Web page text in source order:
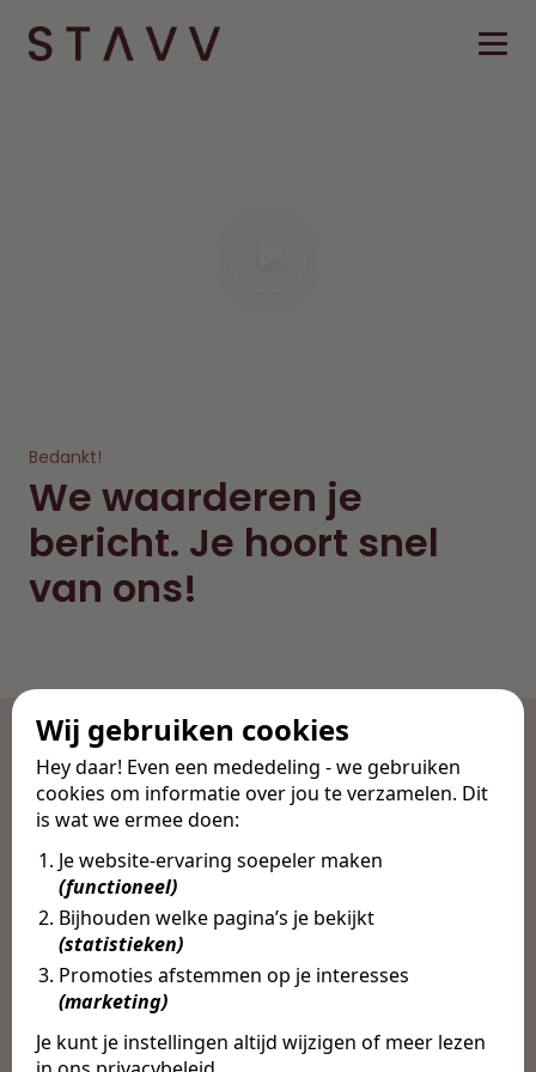
Wij gebruiken cookies
Hey daar! Even een mededeling - we gebruiken
cookies om informatie over jou te verzamelen. Dit
is wat we ermee doen:
Je website-ervaring soepeler maken
(functioneel)
Bijhouden welke pagina’s je bekijkt
(statistieken)
Promoties afstemmen op je interesses
(marketing)
Je kunt je instellingen altijd wijzigen of meer lezen
Bedankt!
We waarderen je
bericht. Je hoort snel
van ons!
Ontdek
Voor bedrijven
Voor professionals
Vacatures
STAVV
Over ons
Blog